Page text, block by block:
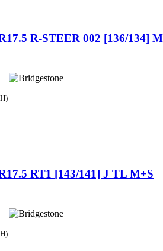
R-STEER 002 [136/134] M
RT1 [143/141] J TL M+S